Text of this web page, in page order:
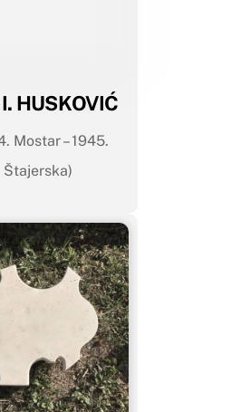
HUSKOVIĆ
Mostar – 1945.
Štajerska)